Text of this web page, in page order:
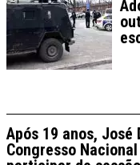
Após 19 anos,
Congresso